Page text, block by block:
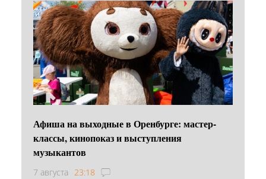
Афиша на выходные в Оренбурге: мастер-
классы, кинопоказ и выступления
музыкантов
7 августа 23:18